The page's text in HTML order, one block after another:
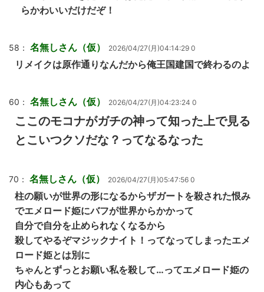
らかわいいだけだぞ！
58： 名無しさん（仮） 2026/04/27(月)04:14:29 0
リメイクは原作通りなんだから俺王国建国で終わるのよ
60： 名無しさん（仮） 2026/04/27(月)04:23:24 0
ここのモコナがガチの神って知った上で見る
とこいつクソだな？ってなるなった
70： 名無しさん（仮） 2026/04/27(月)05:47:56 0
柱の願いが世界の形になるからザガートを殺された恨み
でエメロード姫にバフが世界からかかって
自分で自分を止められなくなるから
殺してやるぞマジックナイト！ってなってしまったエメ
ロード姫とは別に
ちゃんとずっとお願い私を殺して…ってエメロード姫の
内心もあって